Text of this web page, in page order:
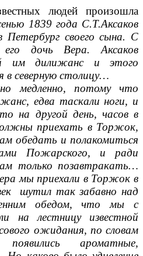
людей произошла
1839 года С.Т.Аксаков
своего сына. С
дочь Вера. Аксаков
им дилижанс и этого
в северную столицу…
медленно, потому что
едва таскали ноги, и
на другой день, часов в
приехать в Торжок,
обедать и полакомиться
Пожарского, и ради
только позавтракать…
мы приехали в Торжок в
шутил так забавно над
обедом, что мы с
на лестницу известной
ожидания, по словам
появились ароматные,